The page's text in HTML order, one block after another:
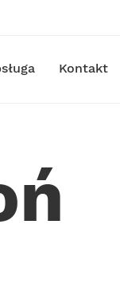
Kontakt